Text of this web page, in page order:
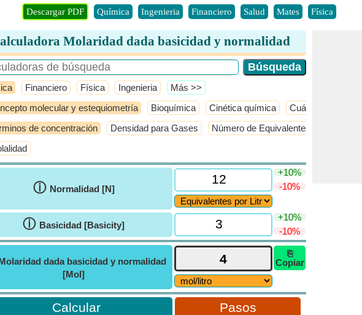
Descargar PDF Química Ingenieria Financiero Salud Mates Física
Molaridad dada basicidad y normalidad
Financiero Física Ingenieria ​Más >>
molecular y estequiometría Bioquímica Cinética química Cuántico
de concentración Densidad para Gases Número de Equivalentes y Normalidad
ⓘ Normalidad [N]
+10%
-10%
ⓘ Basicidad [Basicity]
+10%
-10%
dada basicidad y normalidad
[Mol]
⎘
Copiar
Pasos